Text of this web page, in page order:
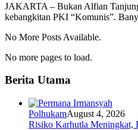
JAKARTA – Bukan Alfian
kebangkitan PKI “Komunis”.
No More Posts Available.
No more pages to load.
Berita Utama
PolhukamAugust 4, 2026
Risiko Karhutla Meningkat,